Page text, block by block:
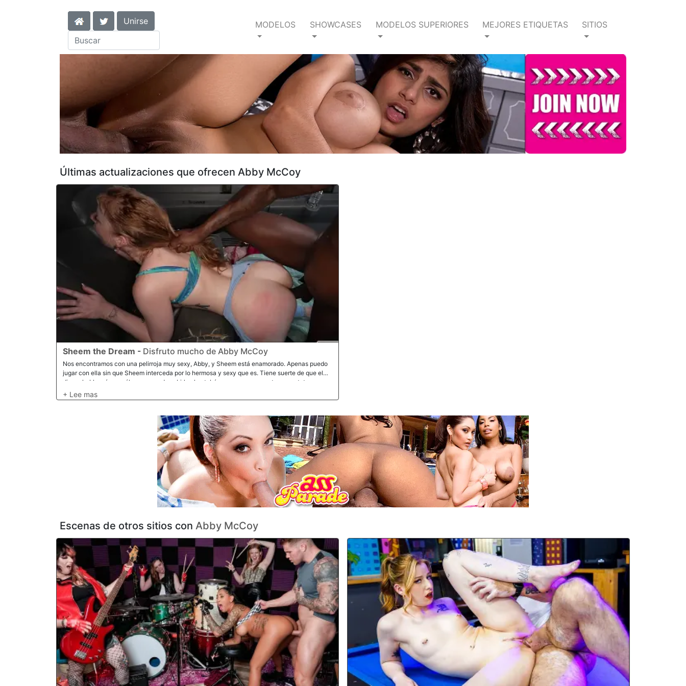
Unirse MODELOS SHOWCASES MODELOS SUPERIORES MEJORES ETIQUETAS SITIOS
Últimas actualizaciones que ofrecen Abby McCoy
Sheem the Dream - Disfruto mucho de Abby McCoy
Nos encontramos con una pelirroja muy sexy, Abby, y Sheem está enamorado. Apenas puedo
jugar con ella sin que Sheem interceda por lo hermosa y sexy que es. Tiene suerte de que el
dinero hable más que él, ya que pude subirla al autobús para que nos mostrara sus tetas.
Sheem siguió hablando de lo fuerte que era, así que apuesto a que no podría rasgar las mallas
de Abby. Le costó un poco convencerla, pero estaba dispuesta a dejar que lo intentara. Sheem
Estaba un poco avergonzada, y luego Sheem señaló que su coño estaba empapado. Abby
admitió que todo el asunto la estaba excitando; le dije que le daría 500 para que dejara que
Sheem le comiera el coño. Ella aceptó felizmente y eso la puso al límite. Le dijo a Sheem que
era hora de que le devolviera el favor. Entonces, le chupó la polla como si fuera su trabajo. Los
dos, ahora enamorados el uno del otro, empezaron a follar tan fuerte que pensé que la
camioneta se iba a desmoronar. Sheem, después de golpearle el coño como si fuera una pelea,
se vino en su boca. No tuvimos tiempo de comprarle unos pantalones nuevos a Abby, así que
le di los de Sheem cuando la dejamos. Un regalo de despedida del hombre enamorado.
Escenas de otros sitios con Abby McCoy